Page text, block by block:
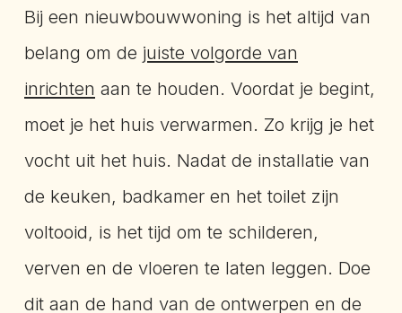
Bij een nieuwbouwwoning is het altijd van
belang om de juiste volgorde van
inrichten aan te houden. Voordat je begint,
moet je het huis verwarmen. Zo krijg je het
vocht uit het huis. Nadat de installatie van
de keuken, badkamer en het toilet zijn
voltooid, is het tijd om te schilderen,
verven en de vloeren te laten leggen. Doe
dit aan de hand van de ontwerpen en de